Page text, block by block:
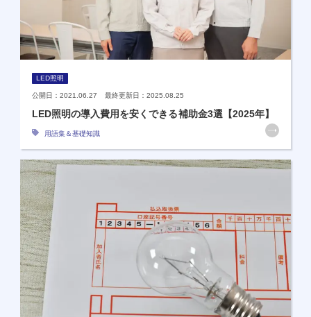
LED照明
公開日：2021.06.27 最終更新日：2025.08.25
LED照明の導入費用を安くできる補助金3選【2025年】
用語集＆基礎知識